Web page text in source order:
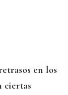
en los
ciertas